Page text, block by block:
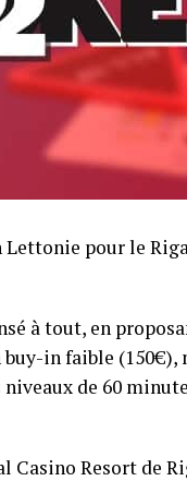
Lettonie pour le
à tout, en
buy-in faible
de 60
Casino Resort de